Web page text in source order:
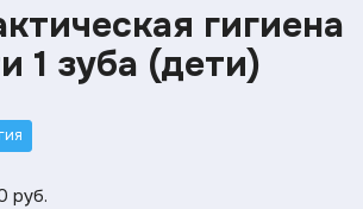
гигиена
1 зуба (дети)
руб.